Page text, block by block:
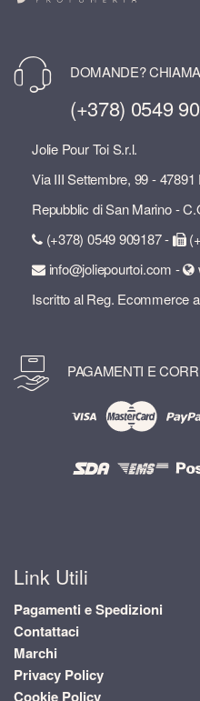
DOMANDE?
(+378) 0549
Jolie Pour Toi S.r.l.
Via III Settembre, 99 - 47891
Repubblic di San Marino -
(+378) 0549 909187 -
info@joliepourtoi.com -
Iscritto al Reg. Ecommerce
PAGAMENTI E
Link Utili
Pagamenti e Spedizioni
Contattaci
Marchi
Privacy Policy
Cookie Policy